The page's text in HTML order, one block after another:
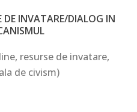
DE INVATARE/DIALOG IN
resurse de invatare,
de civism)